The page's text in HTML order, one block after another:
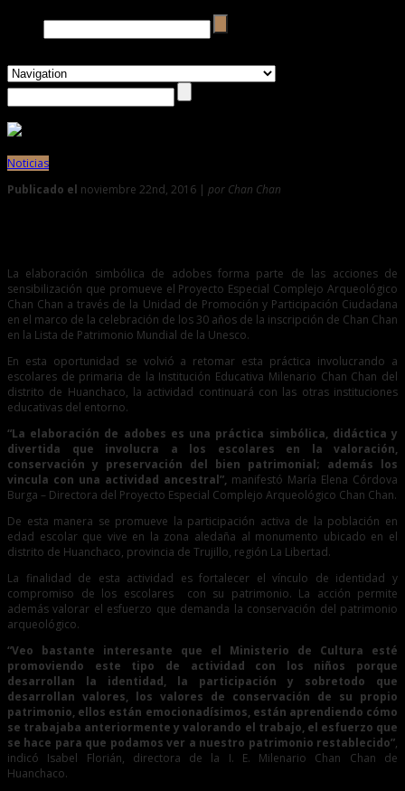
Noticias
Publicado el noviembre 22nd, 2016 | por Chan Chan
La elaboración simbólica de adobes forma parte de las acciones de
sensibilización que promueve el Proyecto Especial Complejo Arqueológico
Chan Chan a través de la Unidad de Promoción y Participación Ciudadana
en el marco de la celebración de los 30 años de la inscripción de Chan Chan
en la Lista de Patrimonio Mundial de la Unesco.
En esta oportunidad se volvió a retomar esta práctica involucrando a
escolares de primaria de la Institución Educativa Milenario Chan Chan del
distrito de Huanchaco, la actividad continuará con las otras instituciones
educativas del entorno.
“La elaboración de adobes es una práctica simbólica, didáctica y
divertida que involucra a los escolares en la valoración,
conservación y preservación del bien patrimonial; además los
vincula con una actividad ancestral”, manifestó María Elena Córdova
Burga – Directora del Proyecto Especial Complejo Arqueológico Chan Chan.
De esta manera se promueve la participación activa de la población en
edad escolar que vive en la zona aledaña al monumento ubicado en el
distrito de Huanchaco, provincia de Trujillo, región La Libertad.
La finalidad de esta actividad es fortalecer el vínculo de identidad y
compromiso de los escolares con su patrimonio. La acción permite
además valorar el esfuerzo que demanda la conservación del patrimonio
arqueológico.
“Veo bastante interesante que el Ministerio de Cultura esté
promoviendo este tipo de actividad con los niños porque
desarrollan la identidad, la participación y sobretodo que
desarrollan valores, los valores de conservación de su propio
patrimonio, ellos están emocionadísimos, están aprendiendo cómo
se trabajaba anteriormente y valorando el trabajo, el esfuerzo que
se hace para que podamos ver a nuestro patrimonio restablecido”,
indicó Isabel Florián, directora de la I. E. Milenario Chan Chan de
Huanchaco.